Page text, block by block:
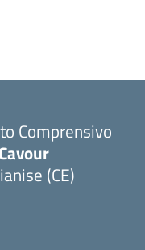
Comprensivo
(CE)